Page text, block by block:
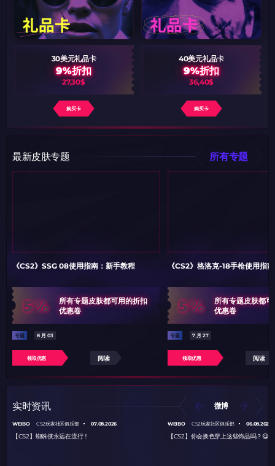
30美元礼品卡
9%折扣
27,30$
购买卡
40美元礼品卡
9%折扣
36,40$
购买卡
最新皮肤专题 所有专题
《CS2》SSG 08使用指南：新手教程
5%
所有专题皮肤都可用的折扣
优惠卷
专题 8 月 03
领取优惠 阅读
《CS2》格洛克-18手枪使用指
5%
所有专题皮肤都
优惠卷
专题 7 月 27
领取优惠 阅读
实时资讯 微博
WEIBO CS2玩家社区俱乐部 07.08.2026
【CS2】蜘蛛侠永远在流行！
WEIBO CS2玩家社区俱乐部 06.08.2026
【CS2】你会换色穿上这些饰品吗？😋